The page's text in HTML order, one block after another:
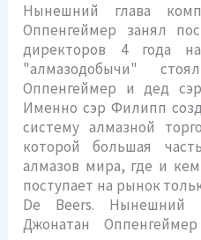
Нынешний глава
Оппенгеймер занял
директоров 4 года
"алмазодобычи"
Оппенгеймер и дед
Именно сэр Филипп
систему алмазной
которой большая
алмазов мира, где и
поступает на рынок
De Beers. Нынешний
Джонатан